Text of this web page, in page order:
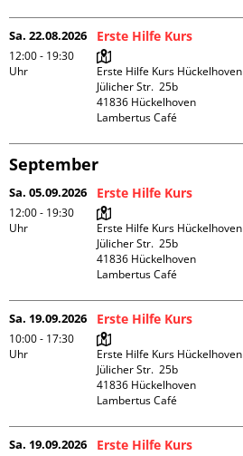
Sa. 22.08.2026
12:00 - 19:30
Uhr
Erste Hilfe Kurs
Erste Hilfe Kurs Hückelhoven
Jülicher Str.  25b
41836 Hückelhoven
Lambertus Café
September
Sa. 05.09.2026
12:00 - 19:30
Uhr
Erste Hilfe Kurs
Erste Hilfe Kurs Hückelhoven
Jülicher Str.  25b
41836 Hückelhoven
Lambertus Café
Sa. 19.09.2026
10:00 - 17:30
Uhr
Erste Hilfe Kurs
Erste Hilfe Kurs Hückelhoven
Jülicher Str.  25b
41836 Hückelhoven
Lambertus Café
Sa. 19.09.2026 Erste Hilfe Kurs